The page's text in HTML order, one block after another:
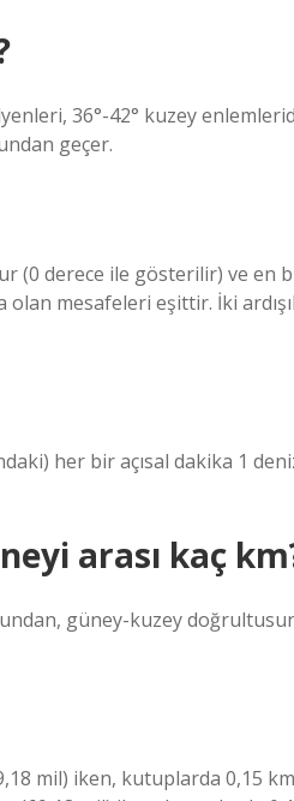
36°-42° kuzey
geçer.
(0 derece ile gösterilir) ve en
mesafeleri eşittir. İki
her bir açısal dakika 1
arası kaç
güney-kuzey
mil) iken, kutuplarda 0,15